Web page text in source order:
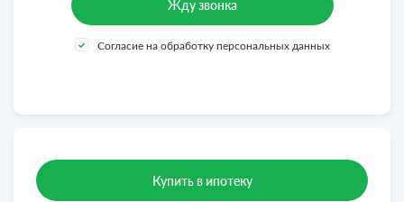
Согласие на обработку персональных данных
Купить в ипотеку